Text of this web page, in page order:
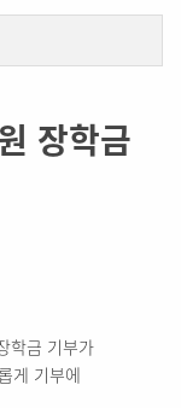
장학금
학금 기부가
게 기부에